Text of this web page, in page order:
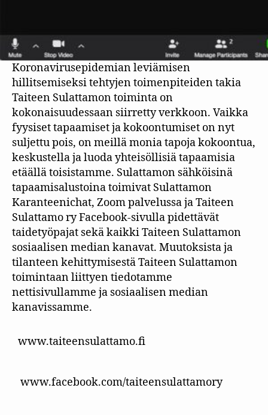
Koronavirusepidemian leviämisen
hillitsemiseksi tehtyjen toimenpiteiden takia
Taiteen Sulattamon toiminta on
kokonaisuudessaan siirretty verkkoon. Vaikka
fyysiset tapaamiset ja kokoontumiset on nyt
suljettu pois, on meillä monia tapoja kokoontua,
keskustella ja luoda yhteisöllisiä tapaamisia
etäällä toisistamme. Sulattamon sähköisinä
tapaamisalustoina toimivat Sulattamon
Karanteenichat, Zoom palvelussa ja Taiteen
Sulattamo ry Facebook-sivulla pidettävät
taidetyöpajat sekä kaikki Taiteen Sulattamon
sosiaalisen median kanavat. Muutoksista ja
tilanteen kehittymisestä Taiteen Sulattamon
toimintaan liittyen tiedotamme
nettisivullamme ja sosiaalisen median
kanavissamme.
www.taiteensulattamo.fi
www.facebook.com/taiteensulattamory